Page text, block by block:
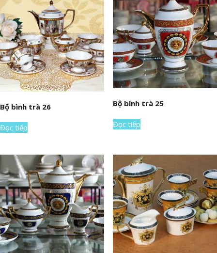
Bộ bình trà 26
Đọc tiếp
Bộ bình trà 25
Đọc tiếp